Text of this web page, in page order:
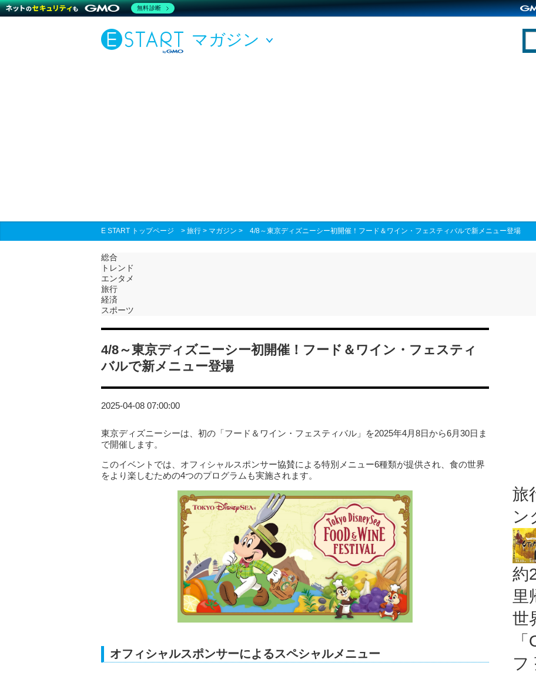
マガジン
E START トップページ > 旅行 > マガジン > 4/8～東京ディズニーシー初開催！フード＆ワイン・フェスティバルで新メニュー登場
総合
トレンド
エンタメ
旅行
経済
スポーツ
4/8～東京ディズニーシー初開催！フード＆ワイン・フェスティ
バルで新メニュー登場
2025-04-08 07:00:00
東京ディズニーシーは、初の「フード＆ワイン・フェスティバル」を2025年4月8日から6月30日ま
で開催します。
このイベントでは、オフィシャルスポンサー協賛による特別メニュー6種類が提供され、食の世界
をより楽しむための4つのプログラムも実施されます。
オフィシャルスポンサーによるスペシャルメニュー
旅
ン
約
里
世
フ
無料診断